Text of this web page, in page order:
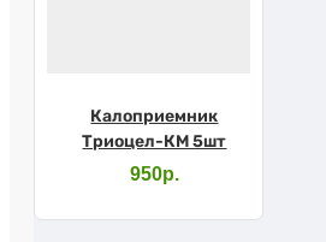
Калоприемник
Триоцел-КМ 5шт
950р.